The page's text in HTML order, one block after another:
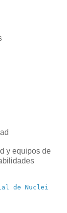
y equipos de
de Nuclei